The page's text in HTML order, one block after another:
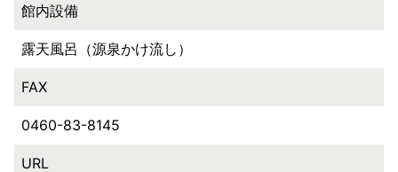
館内設備
露天風呂（源泉かけ流し）
FAX
0460-83-8145
URL